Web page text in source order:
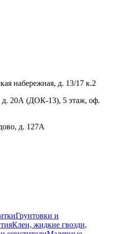
набережная, д. 13/17 к.2
д. 20А (ДОК-13), 5 этаж, оф.
д. 127А
Грунтовки и
Клеи, жидкие гвозди,